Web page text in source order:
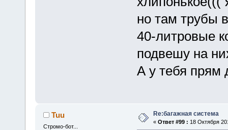
но там трубы
40-литровые
подвешу на
А у тебя прям
Tuu
Стромо-бот...
Re:багажная система
« Ответ #99 : 18 Октября